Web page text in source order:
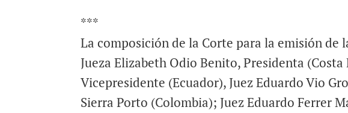
***
La composición de la Corte para la emisión de
Jueza Elizabeth Odio Benito, Presidenta
Vicepresidente (Ecuador), Juez Eduardo Vio
Sierra Porto (Colombia); Juez Eduardo Ferrer